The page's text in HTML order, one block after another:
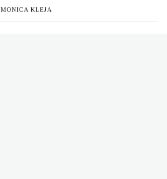
MONICA KLEJA